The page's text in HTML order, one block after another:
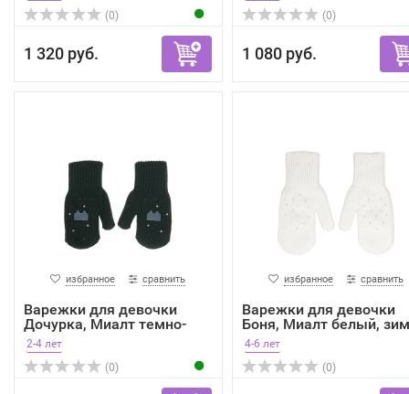
(0)
1 320 руб.
(0)
1 080 руб.
избранное сравнить
Варежки для девочки
Дочурка, Миалт темно-
зе...
2-4 лет
(0)
избранное сравнить
Варежки для девочки
Боня, Миалт белый,
4-6 лет
(0)